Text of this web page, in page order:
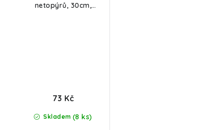
netopýrů, 30cm,
Skladem (8 ks)
73 Kč